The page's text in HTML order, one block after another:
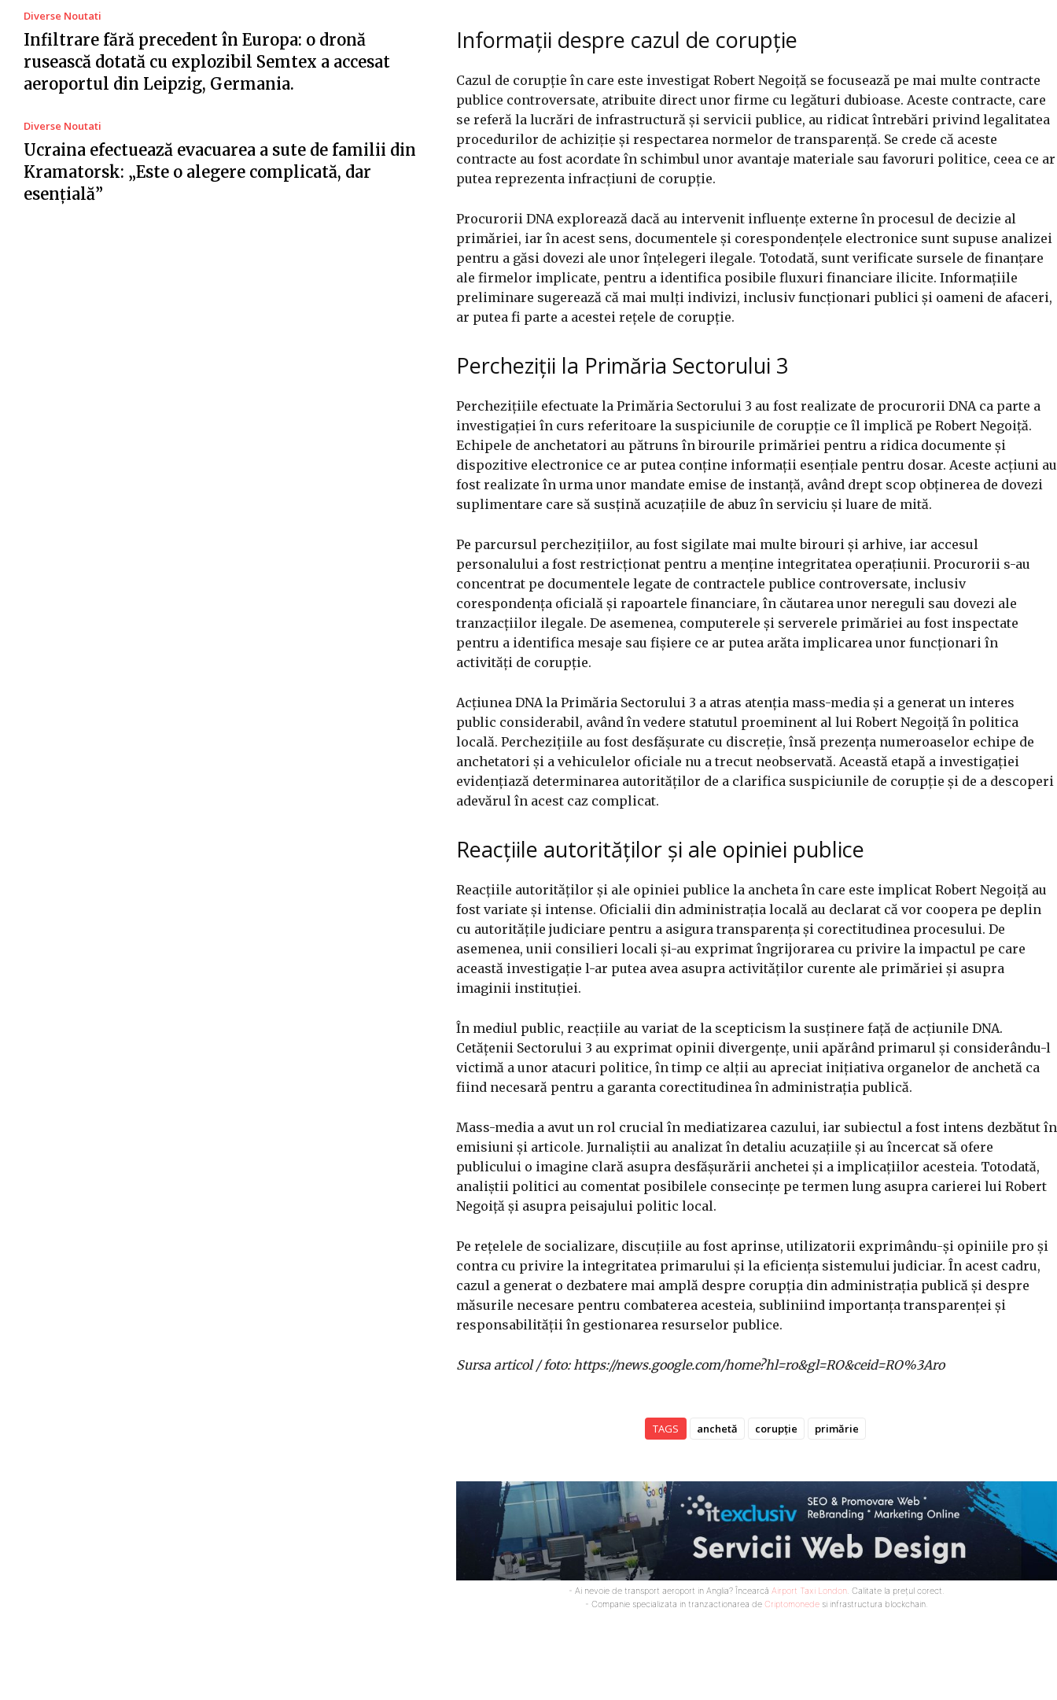
Diverse Noutati
Infiltrare fără precedent în Europa: o dronă
rusească dotată cu explozibil Semtex a accesat
aeroportul din Leipzig, Germania.
Diverse Noutati
Ucraina efectuează evacuarea a sute de familii din
Kramatorsk: „Este o alegere complicată, dar
esențială”
Informații despre cazul de corupție
Cazul de corupție în care este investigat Robert Negoiță se focusează pe mai multe contracte
publice controversate, atribuite direct unor firme cu legături dubioase. Aceste contracte, care
se referă la lucrări de infrastructură și servicii publice, au ridicat întrebări privind legalitatea
procedurilor de achiziție și respectarea normelor de transparență. Se crede că aceste
contracte au fost acordate în schimbul unor avantaje materiale sau favoruri politice, ceea ce ar
putea reprezenta infracțiuni de corupție.
Procurorii DNA explorează dacă au intervenit influențe externe în procesul de decizie al
primăriei, iar în acest sens, documentele și corespondențele electronice sunt supuse analizei
pentru a găsi dovezi ale unor înțelegeri ilegale. Totodată, sunt verificate sursele de finanțare
ale firmelor implicate, pentru a identifica posibile fluxuri financiare ilicite. Informațiile
preliminare sugerează că mai mulți indivizi, inclusiv funcționari publici și oameni de afaceri,
ar putea fi parte a acestei rețele de corupție.
Percheziții la Primăria Sectorului 3
Perchezițiile efectuate la Primăria Sectorului 3 au fost realizate de procurorii DNA ca parte a
investigației în curs referitoare la suspiciunile de corupție ce îl implică pe Robert Negoiță.
Echipele de anchetatori au pătruns în birourile primăriei pentru a ridica documente și
dispozitive electronice ce ar putea conține informații esențiale pentru dosar. Aceste acțiuni au
fost realizate în urma unor mandate emise de instanță, având drept scop obținerea de dovezi
suplimentare care să susțină acuzațiile de abuz în serviciu și luare de mită.
Pe parcursul perchezițiilor, au fost sigilate mai multe birouri și arhive, iar accesul
personalului a fost restricționat pentru a menține integritatea operațiunii. Procurorii s-au
concentrat pe documentele legate de contractele publice controversate, inclusiv
corespondența oficială și rapoartele financiare, în căutarea unor nereguli sau dovezi ale
tranzacțiilor ilegale. De asemenea, computerele și serverele primăriei au fost inspectate
pentru a identifica mesaje sau fișiere ce ar putea arăta implicarea unor funcționari în
activități de corupție.
Acțiunea DNA la Primăria Sectorului 3 a atras atenția mass-media și a generat un interes
public considerabil, având în vedere statutul proeminent al lui Robert Negoiță în politica
locală. Perchezițiile au fost desfășurate cu discreție, însă prezența numeroaselor echipe de
anchetatori și a vehiculelor oficiale nu a trecut neobservată. Această etapă a investigației
evidențiază determinarea autorităților de a clarifica suspiciunile de corupție și de a descoperi
adevărul în acest caz complicat.
Reacțiile autorităților și ale opiniei publice
Reacțiile autorităților și ale opiniei publice la ancheta în care este implicat Robert Negoiță au
fost variate și intense. Oficialii din administrația locală au declarat că vor coopera pe deplin
cu autoritățile judiciare pentru a asigura transparența și corectitudinea procesului. De
asemenea, unii consilieri locali și-au exprimat îngrijorarea cu privire la impactul pe care
această investigație l-ar putea avea asupra activităților curente ale primăriei și asupra
imaginii instituției.
În mediul public, reacțiile au variat de la scepticism la susținere față de acțiunile DNA.
Cetățenii Sectorului 3 au exprimat opinii divergențe, unii apărând primarul și considerându-l
victimă a unor atacuri politice, în timp ce alții au apreciat inițiativa organelor de anchetă ca
fiind necesară pentru a garanta corectitudinea în administrația publică.
Mass-media a avut un rol crucial în mediatizarea cazului, iar subiectul a fost intens dezbătut în
emisiuni și articole. Jurnaliștii au analizat în detaliu acuzațiile și au încercat să ofere
publicului o imagine clară asupra desfășurării anchetei și a implicațiilor acesteia. Totodată,
analiștii politici au comentat posibilele consecințe pe termen lung asupra carierei lui Robert
Negoiță și asupra peisajului politic local.
Pe rețelele de socializare, discuțiile au fost aprinse, utilizatorii exprimându-și opiniile pro și
contra cu privire la integritatea primarului și la eficiența sistemului judiciar. În acest cadru,
cazul a generat o dezbatere mai amplă despre corupția din administrația publică și despre
măsurile necesare pentru combaterea acesteia, subliniind importanța transparenței și
responsabilității în gestionarea resurselor publice.
Sursa articol / foto: https://news.google.com/home?hl=ro&gl=RO&ceid=RO%3Aro
TAGS anchetă corupție primărie
- Ai nevoie de transport aeroport in Anglia? Încearcă Airport Taxi London. Calitate la prețul corect.
- Companie specializata in tranzactionarea de Criptomonede si infrastructura blockchain.